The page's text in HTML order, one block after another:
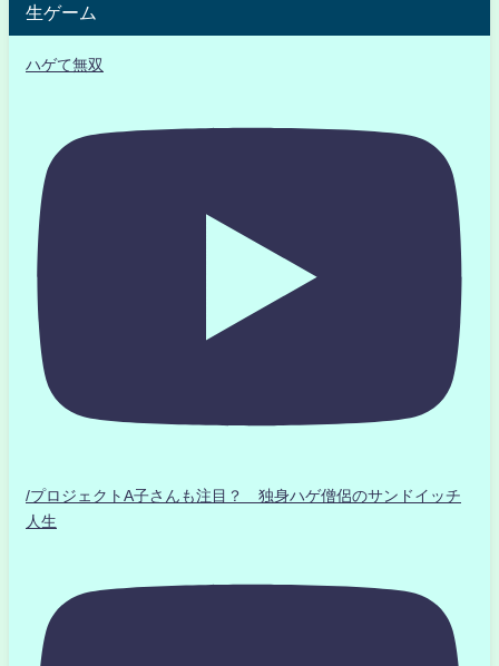
生ゲーム
ハゲて無双
/プロジェクトA子さんも注目？ 独身ハゲ僧侶のサンドイッチ
人生